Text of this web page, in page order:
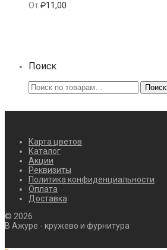
От₽11,00
Поиск
Искать: Поиск
Карта цветов
Каталог
Акции
Реквизиты
Политика конфиденциальности
Оплата
Доставка
© 2026
В Ажуре - кружево и фурнитура